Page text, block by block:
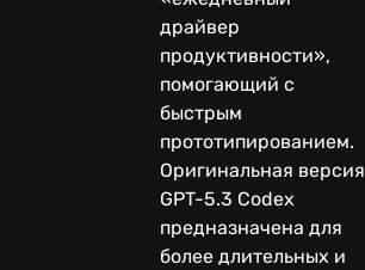
драйвер
продуктивности»,
помогающий с
быстрым
прототипированием.
Оригинальная версия
GPT-5.3 Codex
предназначена для
более длительных и